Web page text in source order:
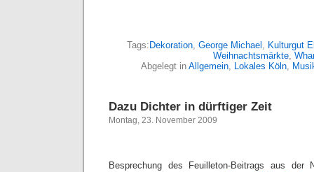
Tags: Dekoration, George Michael , Kulturgut
Weihnachtsmärkte,
Abgelegt in Allgemein, Lokales Köln,
Dazu Dichter in dürftiger Zeit
Montag, 23. November 2009
Besprechung des Feuilleton-Beitrags aus der